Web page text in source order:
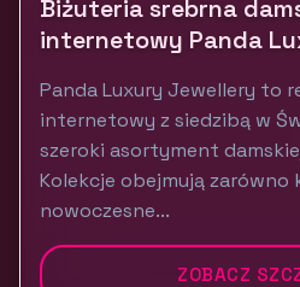
Biżuteria srebrna
internetowy Panda
Panda Luxury Jewellery to
internetowy z siedzibą w
szeroki asortyment
Kolekcje obejmują zarówno
nowoczesne...
ZOBACZ